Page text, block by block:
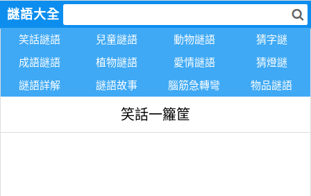
謎語大全
笑話謎語 兒童謎語 動物謎語
猜字謎
成語謎語
植物謎語 愛情謎語
猜燈謎
謎語詳解
謎語故事 腦筋急轉彎 物品謎語
笑話一籮筐